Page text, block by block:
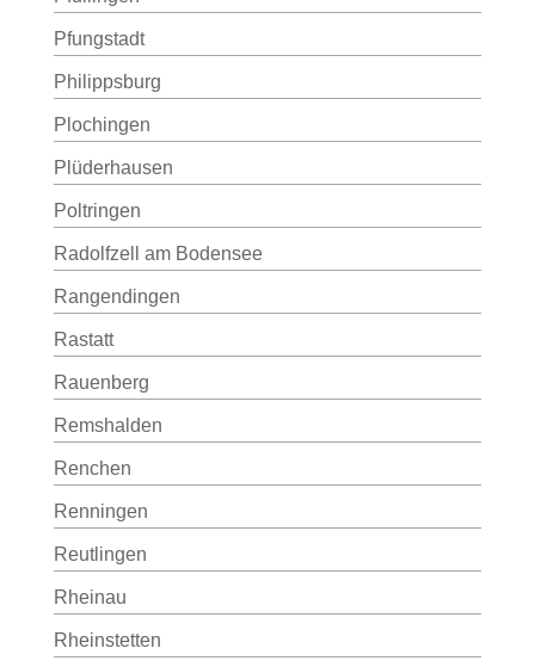
Pfungstadt
Philippsburg
Plochingen
Plüderhausen
Poltringen
Radolfzell am Bodensee
Rangendingen
Rastatt
Rauenberg
Remshalden
Renchen
Renningen
Reutlingen
Rheinau
Rheinstetten